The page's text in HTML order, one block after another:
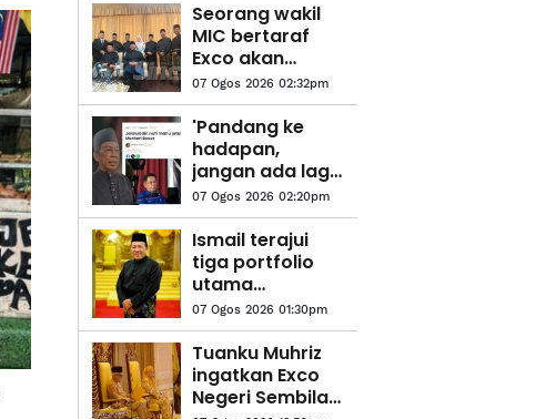
Seorang wakil
MIC bertaraf
Exco akan
ditempatkan di
pejabat MB
Negeri Sembilan
- Ismail
07 Ogos 2026 02:32pm
'Pandang ke
hadapan,
jangan ada lagi
fitnah, adu
domba-
Jalaluddin
07 Ogos 2026 02:20pm
Ismail terajui
tiga portfolio
utama
pentadbiran
Kerajaan Negeri
Sembilan
07 Ogos 2026 01:30pm
Tuanku Muhriz
ingatkan Exco
Negeri Sembilan